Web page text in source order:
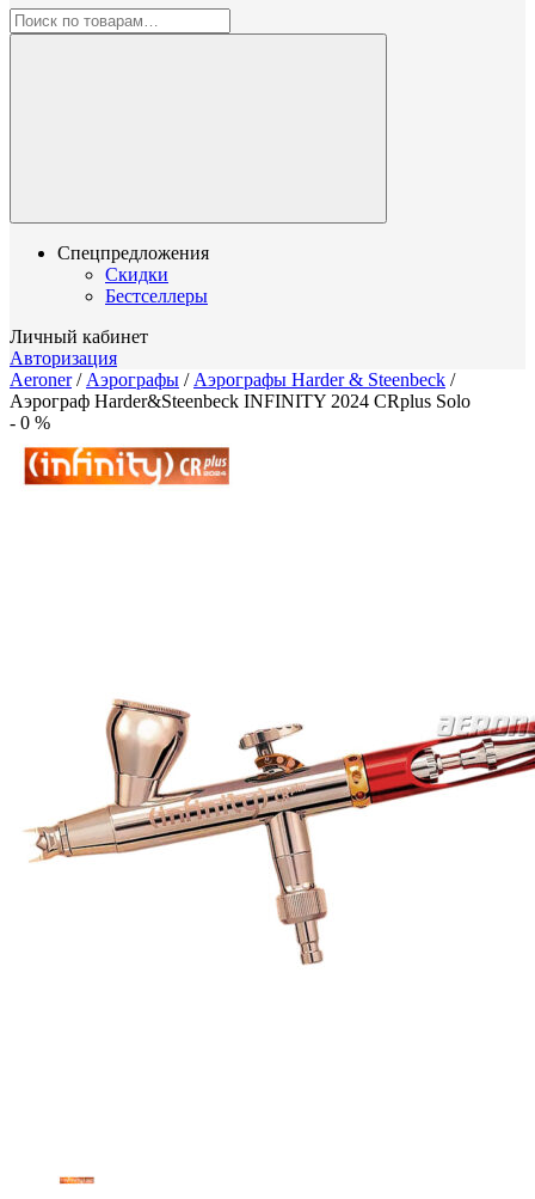
Спецпредложения
Скидки
Бестселлеры
Личный кабинет
Авторизация
Aeroner/ Аэрографы / Аэрографы Harder & Steenbeck /
Аэрограф Harder&Steenbeck INFINITY 2024 CRplus Solo
- 0 %